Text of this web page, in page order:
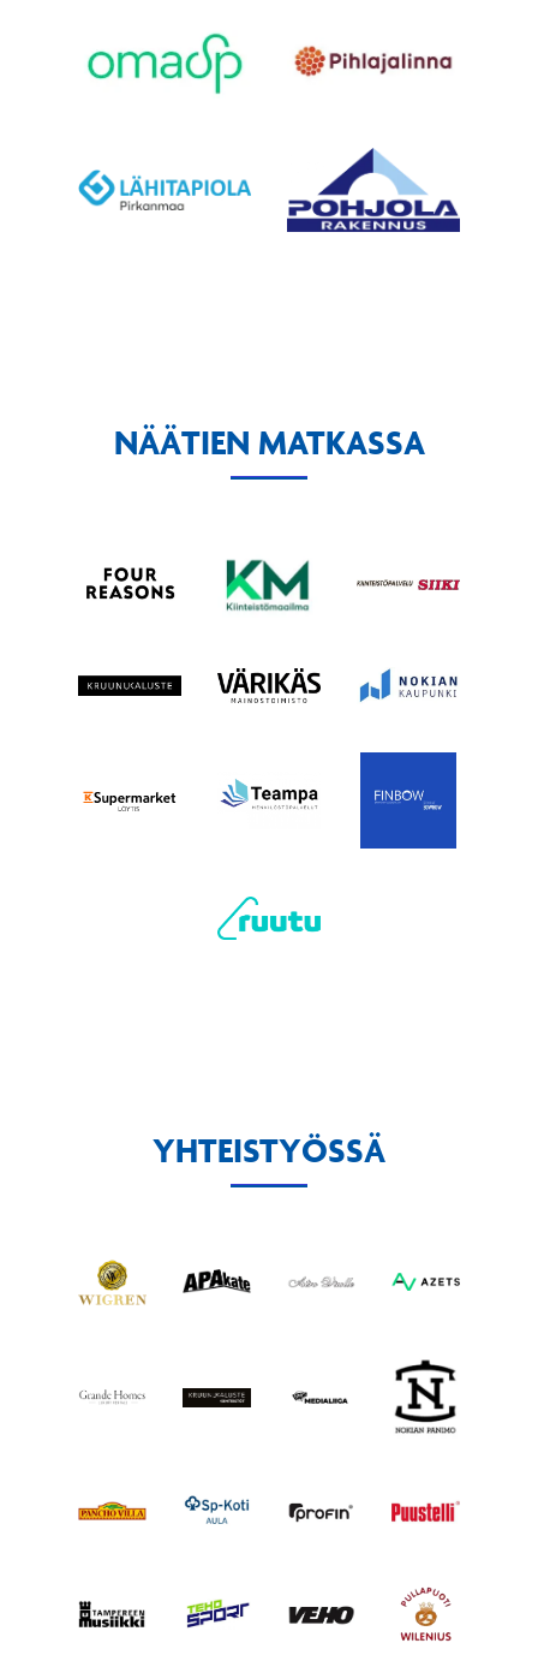
NÄÄTIEN MATKASSA
YHTEISTYÖSSÄ